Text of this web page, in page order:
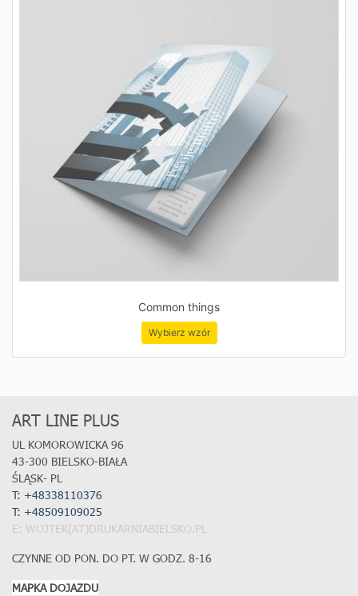
Common things
Wybierz wzór
ART LINE PLUS
UL KOMOROWICKA 96
43-300 BIELSKO-BIAŁA
ŚLĄSK- PL
T: +48338110376
T: +48509109025
E: WOJTEK(AT)DRUKARNIABIELSKO.PL
CZYNNE OD PON. DO PT. W GODZ. 8-16
MAPKA DOJAZDU